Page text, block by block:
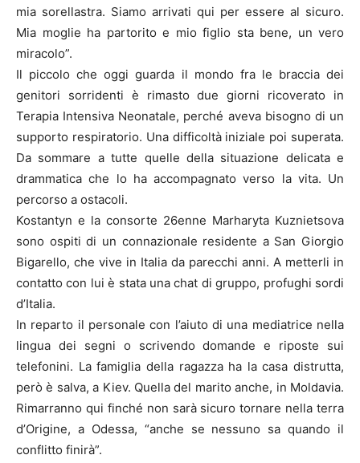
mia sorellastra. Siamo arrivati qui per essere al sicuro.
Mia moglie ha partorito e mio figlio sta bene, un vero
miracolo”.
Il piccolo che oggi guarda il mondo fra le braccia dei
genitori sorridenti è rimasto due giorni ricoverato in
Terapia Intensiva Neonatale, perché aveva bisogno di un
supporto respiratorio. Una difficoltà iniziale poi superata.
Da sommare a tutte quelle della situazione delicata e
drammatica che lo ha accompagnato verso la vita. Un
percorso a ostacoli.
Kostantyn e la consorte 26enne Marharyta Kuznietsova
sono ospiti di un connazionale residente a San Giorgio
Bigarello, che vive in Italia da parecchi anni. A metterli in
contatto con lui è stata una chat di gruppo, profughi sordi
d’Italia.
In reparto il personale con l’aiuto di una mediatrice nella
lingua dei segni o scrivendo domande e riposte sui
telefonini. La famiglia della ragazza ha la casa distrutta,
però è salva, a Kiev. Quella del marito anche, in Moldavia.
Rimarranno qui finché non sarà sicuro tornare nella terra
d’Origine, a Odessa, “anche se nessuno sa quando il
conflitto finirà”.